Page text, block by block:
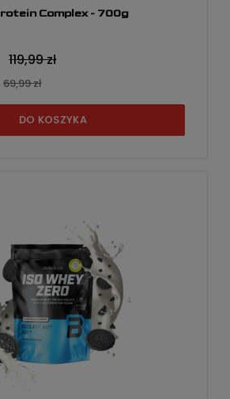
Complex - 700g
119,99 zł
69,99 zł
DO KOSZYKA